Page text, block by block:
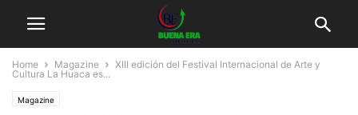
Home Magazine
XIII edición del Festival Internacional de Arte y
Cultura La Huaca es...
Magazine